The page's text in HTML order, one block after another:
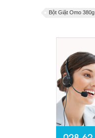
Bột Giặt Omo 380g